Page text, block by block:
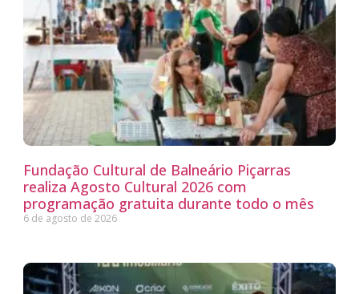
Fundação Cultural de Balneário Piçarras
realiza Agosto Cultural 2026 com
programação gratuita durante todo o mês
6 de agosto de 2026